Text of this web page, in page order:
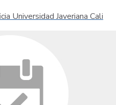
Universidad Javeriana Cali